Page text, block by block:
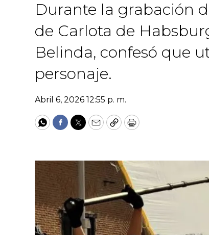
Durante la grabación
de Carlota de
Belinda, confesó que
personaje.
Abril 6, 2026 12:55 p. m.
WhatsApp
Facebook
Twitter
EmailCopyPrint